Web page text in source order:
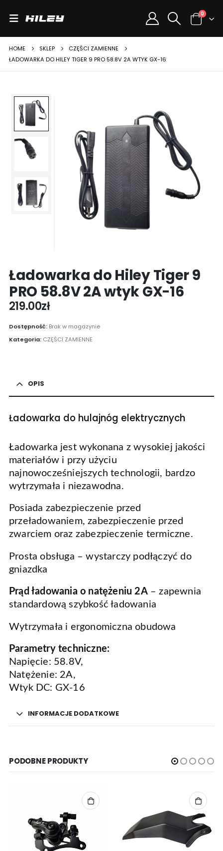
0
HOME SKLEP
CZĘŚCI ZAMIENNE
ŁADOWARKA DO HILEY TIGER 9 PRO 58.8V 2A WTYK GX-16
Ładowarka do Hiley Tiger 9
PRO 58.8V 2A wtyk GX-16
219.00zł
Dostępność: Brak w magazynie
Kategoria: CZĘŚCI ZAMIENNE
OPIS
Ładowarka do hulajnóg elektrycznych
Ładowarka jest wykonana z wysokiej jakości
materiałów i przy użyciu
najnowocześniejszych technologii, bardzo
wytrzymała i niezawodna.
Posiada zabezpieczenie przed
przeładowaniem, zabezpieczenie przed
zwarciem oraz zabezpieczenie termiczne.
Prosta obsługa – wystarczy podłączyć do
gniazdka
Prąd ładowania o natężeniu 2A– zapewnia
standardową szybkość ładowania
Wytrzymała i ergonomiczna obudowa
Parametry techniczne:
Napięcie: 58.8V,
Natężenie: 2A,
Wtyk DC: GX-16
INFORMACJE DODATKOWE
PODOBNE PRODUKTY